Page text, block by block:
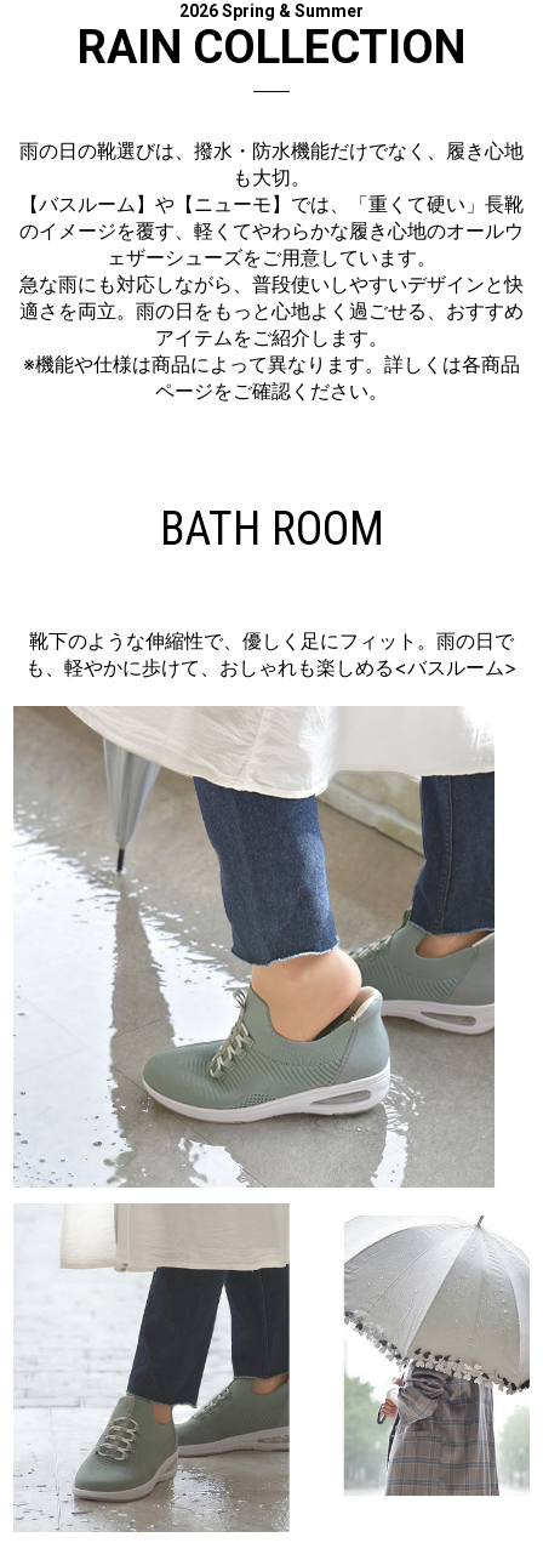
2026 Spring & Summer
RAIN COLLECTION
雨の日の靴選びは、撥水・防水機能だけでなく、履き心地
も大切。
【バスルーム】や【ニューモ】では、「重くて硬い」長靴
のイメージを覆す、軽くてやわらかな履き心地のオールウ
ェザーシューズをご用意しています。
急な雨にも対応しながら、普段使いしやすいデザインと快
適さを両立。雨の日をもっと心地よく過ごせる、おすすめ
アイテムをご紹介します。
※機能や仕様は商品によって異なります。詳しくは各商品
ページをご確認ください。
BATH ROOM
靴下のような伸縮性で、優しく足にフィット。雨の日で
も、軽やかに歩けて、おしゃれも楽しめる<バスルーム>